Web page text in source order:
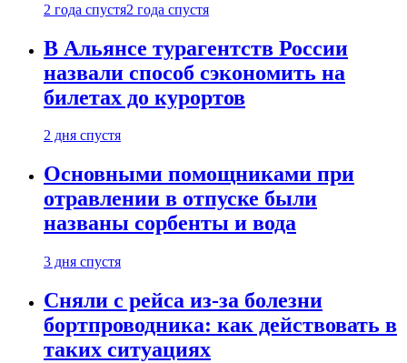
2 года спустя2 года спустя
В Альянсе турагентств России
назвали способ сэкономить на
билетах до курортов
2 дня спустя
Основными помощниками при
отравлении в отпуске были
названы сорбенты и вода
3 дня спустя
Сняли с рейса из-за болезни
бортпроводника: как действовать в
таких ситуациях